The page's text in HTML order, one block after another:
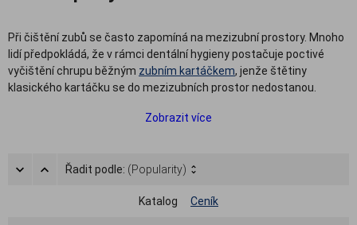
Při čištění zubů se často zapomíná na mezizubní prostory. Mnoho
lidí předpokládá, že v rámci dentální hygieny postačuje poctivé
vyčištění chrupu běžným zubním kartáčkem, jenže štětiny
klasického kartáčku se do mezizubních prostor nedostanou.
tvoří zubní kaz. S čištěním mezizubních prostor nám kromě
je kartáček krátký. Jsou efektivní a nezbytnou pomůckou také u
náhrad nebo pod zubním můstkem.
Zobrazit více
Řadit podle: (Popularity)
Katalog Ceník